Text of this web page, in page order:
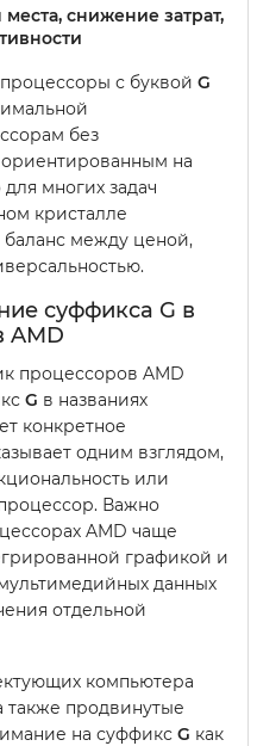
снижение затрат,
с буквой G
без
на
многих задач
кристалле
между ценой,
суффикса G в
AMD
процессоров AMD
G в названиях
конкретное
одним взглядом,
или
Важно
AMD чаще
графикой и
данных
отдельной
компьютера
также продвинутые
на суффикс G как